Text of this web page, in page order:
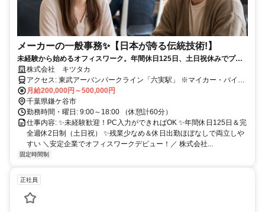
メーカーの一般事務✨️【日本が誇る伝統技術!】
未経験から始めるオフィスワーク。年間休日125日、土日祝休みでプラ
イベートも充実。
株式会社 キツタカ
アクセス: 東武アーバンパークライン「六実駅」 ※マイカー・バイク
通勤OK（無料駐車場完備）
月給200,000円～500,000円
千葉県鎌ケ谷市
勤務時間・曜日: 9:00～18:00 （休憩計60分）
仕事内容: ✨未経験歓迎！PC入力ができればOK ✨年間休日125日＆完
全週休2日制（土日祝） ✨残業少なめ＆休日出勤ほぼなしで両立しや
すい ＼安定企業でオフィスワークデビュー！／ 株式会社...
固定時間制
正社員